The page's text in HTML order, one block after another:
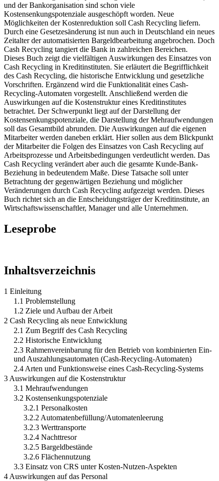
und der Bankorganisation sind schon viele
Kostensenkungspotenziale ausgeschöpft worden. Neue
Möglichkeiten der Kostenreduktion soll Cash Recycling liefern.
Durch eine Gesetzesänderung ist nun auch in Deutschland ein neues
Zeitalter der automatisierten Bargeldbearbeitung angebrochen. Doch
Cash Recycling tangiert die Bank in zahlreichen Bereichen.
Dieses Buch zeigt die vielfältigen Auswirkungen des Einsatzes von
Cash Recycling in Kreditinstituten. Sie erläutert die Begrifflichkeit
des Cash Recycling, die historische Entwicklung und gesetzliche
Vorschriften. Ergänzend wird die Funktionalität eines Cash-
Recycling-Automaten vorgestellt. Anschließend werden die
Auswirkungen auf die Kostenstruktur eines Kreditinstitutes
betrachtet. Der Schwerpunkt liegt auf der Darstellung der
Kostensenkungspotenziale, die Darstellung der Mehraufwendungen
soll das Gesamtbild abrunden. Die Auswirkungen auf die eigenen
Mitarbeiter werden daneben erklärt. Hier sollen aus dem Blickpunkt
der Mitarbeiter die Folgen des Einsatzes von Cash Recycling auf
Arbeitsprozesse und Arbeitsbedingungen verdeutlicht werden. Das
Cash Recycling verändert aber auch die gesamte Kunde-Bank-
Beziehung in bedeutendem Maße. Diese Tatsache soll unter
Betrachtung der gegenwärtigen Beziehung und möglicher
Veränderungen durch Cash Recycling aufgezeigt werden. Dieses
Buch richtet sich an die Entscheidungsträger der Kreditinstitute, an
Wirtschaftswissenschaftler, Manager und alle Unternehmen.
Leseprobe
Inhaltsverzeichnis
1 Einleitung
1.1 Problemstellung
1.2 Ziele und Aufbau der Arbeit
2 Cash Recycling als neue Entwicklung
2.1 Zum Begriff des Cash Recycling
2.2 Historische Entwicklung
2.3 Rahmenvereinbarung für den Betrieb von kombinierten Ein-
und Auszahlungsautomaten (Cash-Recycling-Automaten)
2.4 Arten und Funktionsweise eines Cash-Recycling-Systems
3 Auswirkungen auf die Kostenstruktur
3.1 Mehraufwendungen
3.2 Kostensenkungspotenziale
3.2.1 Personalkosten
3.2.2 Automatenbefüllung/Automatenleerung
3.2.3 Werttransporte
3.2.4 Nachttresor
3.2.5 Bargeldbestände
3.2.6 Flächennutzung
3.3 Einsatz von CRS unter Kosten-Nutzen-Aspekten
4 Auswirkungen auf das Personal